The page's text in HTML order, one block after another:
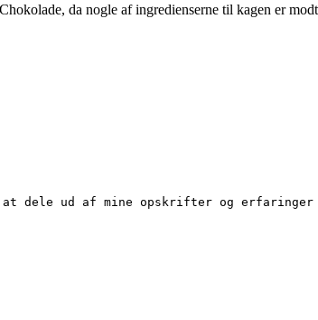
da nogle af ingredienserne til kagen er
dele ud af mine opskrifter og erfaringer